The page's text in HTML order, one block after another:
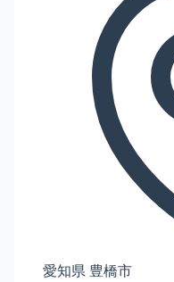
愛知県 豊橋市